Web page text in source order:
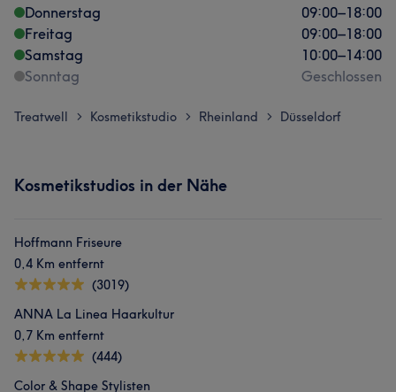
Donnerstag
09:00–18:00
Freitag
09:00–18:00
Samstag
10:00–14:00
Sonntag
Geschlossen
Treatwell > Kosmetikstudio > Rheinland > Düsseldorf
Kosmetikstudios in der Nähe
Hoffmann Friseure
0,4 Km entfernt
(3019)
ANNA La Linea Haarkultur
0,7 Km entfernt
(444)
Color & Shape Stylisten